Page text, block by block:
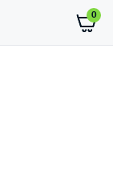
0